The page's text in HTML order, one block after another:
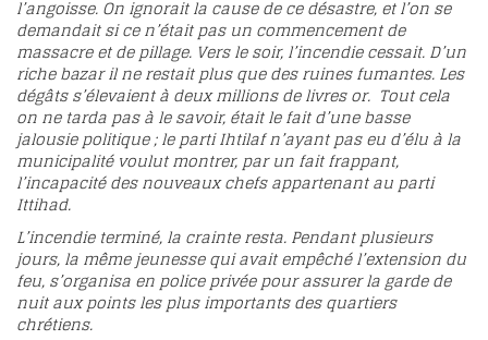
l’angoisse. On ignorait la cause de ce désastre, et l’on se
demandait si ce n’était pas un commencement de
massacre et de pillage. Vers le soir, l’incendie cessait. D’un
riche bazar il ne restait plus que des ruines fumantes. Les
dégâts s’élevaient à deux millions de livres or. Tout cela
on ne tarda pas à le savoir, était le fait d’une basse
jalousie politique ; le parti Ihtilaf n’ayant pas eu d’élu à la
municipalité voulut montrer, par un fait frappant,
l’incapacité des nouveaux chefs appartenant au parti
Ittihad.
L’incendie terminé, la crainte resta. Pendant plusieurs
jours, la même jeunesse qui avait empêché l’extension du
feu, s’organisa en police privée pour assurer la garde de
nuit aux points les plus importants des quartiers
chrétiens.